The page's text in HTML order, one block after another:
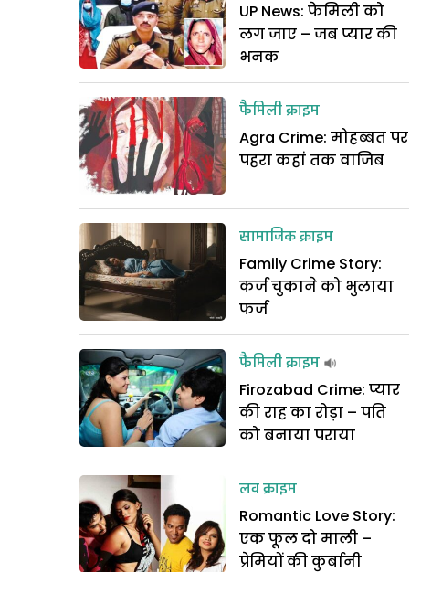
UP News: फेमिली को
लग जाए – जब प्यार की
भनक
फैमिली क्राइम
Agra Crime: मोहब्बत पर
पहरा कहां तक वाजिब
सामाजिक क्राइम
Family Crime Story:
कर्ज चुकाने को भुलाया
फर्ज
फैमिली क्राइम
Firozabad Crime: प्यार
की राह का रोड़ा – पति
को बनाया पराया
लव क्राइम
Romantic Love Story:
एक फूल दो माली –
प्रेमियों की कुर्बानी